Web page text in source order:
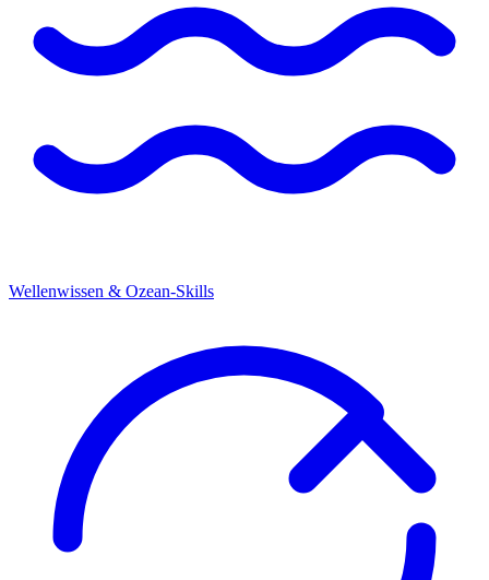
Wellenwissen & Ozean-Skills